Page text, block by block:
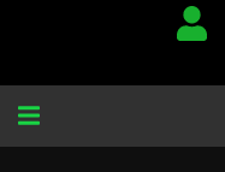
Alternar